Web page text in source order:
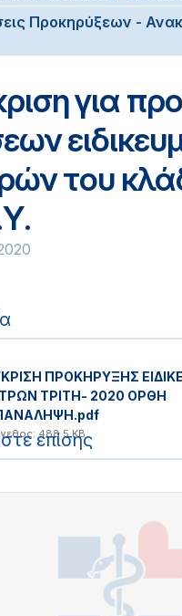
Προκηρύξεων -
για
του
ΠΡΟΚΗΡΥΞΗΣ
ΤΡΙΤΗ- 2020 ΟΡΘΗ
488.5 KB
επίσης